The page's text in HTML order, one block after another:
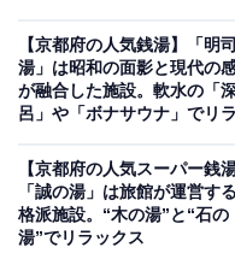
報やSNSで話題のトピック
※本記事で紹介している商品の
オールアバウトに還元されるこ
「北白川天然ラジウ
ップクラスのラジウ
「北白川天然ラジウム
【京都府の人気銭湯】「明司
湯」は昭和の面影と現代の
が融合した施設。軟水の「
呂」や「ボナサウナ」でリ
【京都府の人気スーパー銭湯
「誠の湯」は旅館が運営す
格派施設。“木の湯”と“石の
湯”でリラックス